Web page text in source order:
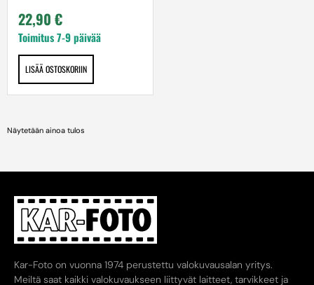
22,90 €
Toimitus 7-9 päivää
LISÄÄ OSTOSKORIIN
Näytetään ainoa tulos
Kar-Foto on vuonna 1974 perustettu valokuvausalan yritys.
Meiltä saat kaikki valokuvaukseen liittyvät laitteet, tarvikkeet ja